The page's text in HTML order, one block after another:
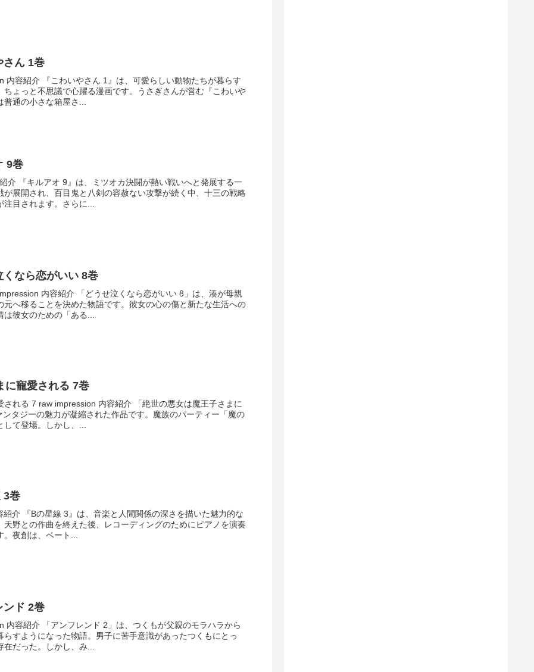
ん 1巻
内容紹介 『こわいやさん 1』は、可愛らしい動物たちが暮らす
ちょっと不思議で心躍る漫画です。うさぎさんが営む『こわいや
通の小さな箱屋さ...
9巻
介 『キルアオ 9』は、ミツオカ決闘が熱い戦いへと発展する一
が展開され、百目鬼と八剣の容赦ない攻撃が続く中、十三の戦略
目されます。さらに...
なら恋がいい 8巻
内容紹介 「どうせ泣くなら恋がいい 8」は、湊が母親
元へ移ることを決めた物語です。彼女の心の傷と新たな生活への
彼女のための「ある...
に寵愛される 7巻
される 7 raw impression 内容紹介 「絶世の悪女は魔王子さまに
タジーの魅力が凝縮された作品です。魔族のパーティー「魔の
て登場。しかし、...
3巻
介 『Bの星線 3』は、音楽と人間関係の深さを描いた魅力的な
天野との作曲を終えた後、レコーディングのためにピアノを演奏
。夜創は、ベート...
ド 2巻
内容紹介 「アンフレンド 2」は、つくもが父親のモラハラから
すようになった物語。男子に苦手意識があったつくもにとっ
だった。しかし、み...